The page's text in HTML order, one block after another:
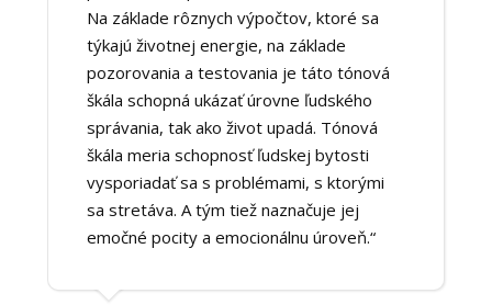
Na základe rôznych výpočtov, ktoré sa
týkajú životnej energie, na základe
pozorovania a testovania je táto tónová
škála schopná ukázať úrovne ľudského
správania, tak ako život upadá. Tónová
škála meria schopnosť ľudskej bytosti
vysporiadať sa s problémami, s ktorými
sa stretáva. A tým tiež naznačuje jej
emočné pocity a emocionálnu úroveň.“